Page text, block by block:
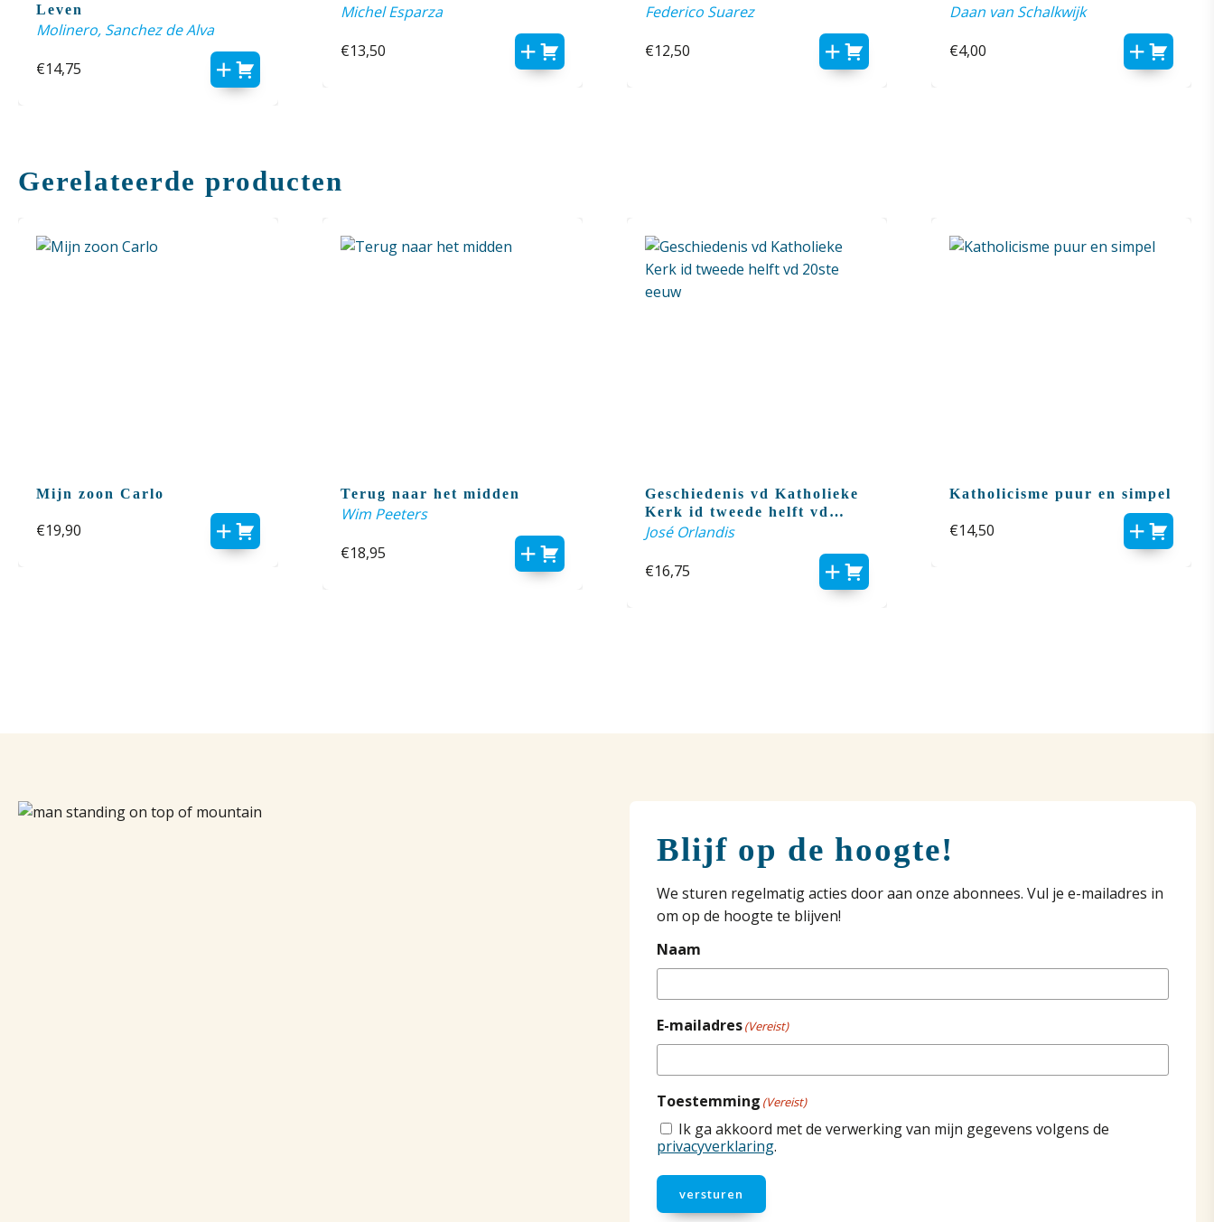
Leven
Molinero, Sanchez de Alva
€14,75
Michel Esparza
€13,50
Federico Suarez
€12,50
Daan van Schalkwijk
€4,00
Gerelateerde producten
Mijn zoon Carlo
€19,90
Terug naar het midden
Wim Peeters
€18,95
Geschiedenis vd Katholieke
Kerk id tweede helft vd
20ste eeuw
José Orlandis
€16,75
Katholicisme puur en simpel
€14,50
Blijf op de hoogte!
We sturen regelmatig acties door aan onze abonnees. Vul je e-mailadres in
om op de hoogte te blijven!
Naam
E-mailadres(Vereist)
Toestemming (Vereist)
Ik ga akkoord met de verwerking van mijn gegevens volgens de
privacyverklaring.
versturen